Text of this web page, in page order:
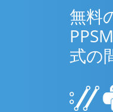
無料
式の